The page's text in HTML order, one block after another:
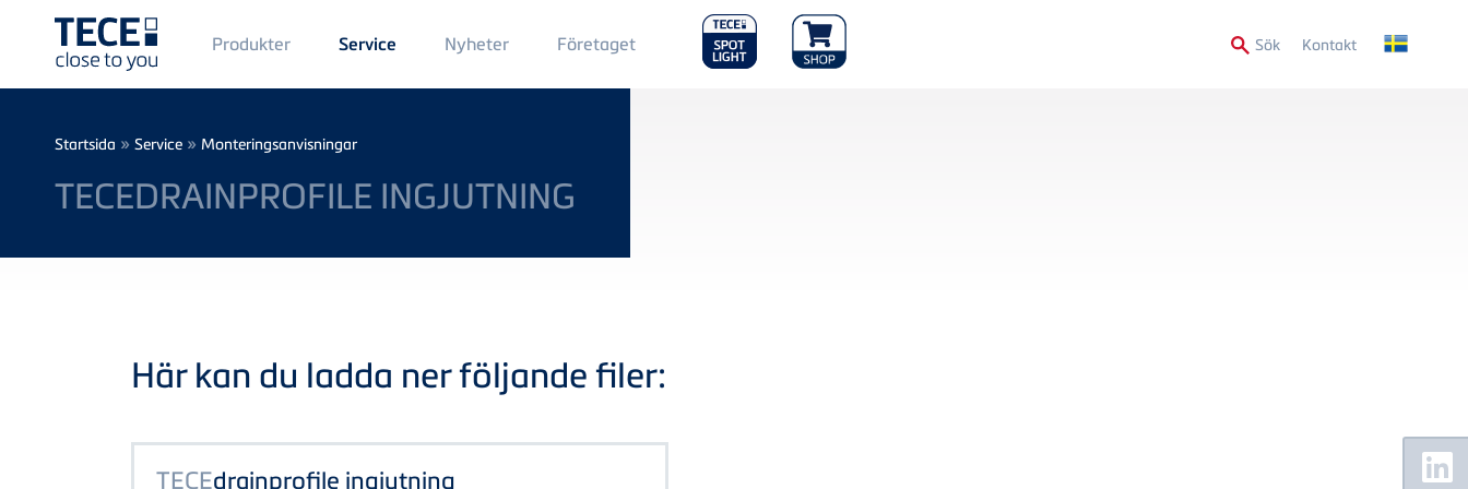
Main
Menü
1
Produkter Service Nyheter Main
Menu
2
Företaget SökSecondary
Kontakt
Breadcrumb
Startsida » Service » Monteringsanvisningar
TECEDRAINPROFILE INGJUTNING
Här kan du ladda ner följande filer:
TECEdrainprofile ingjutning
Floating